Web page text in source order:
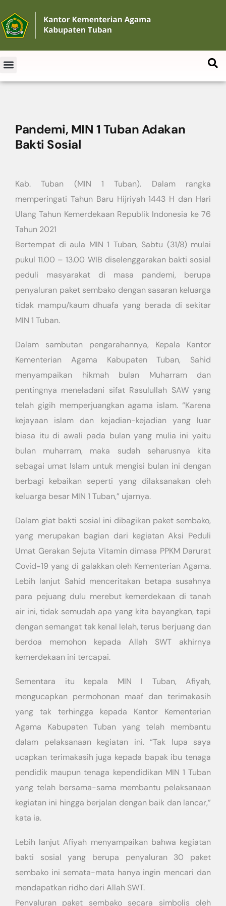
Pandemi, MIN 1 Tuban Adakan
Bakti Sosial
Kab. Tuban (MIN 1 Tuban). Dalam rangka
memperingati Tahun Baru Hijriyah 1443 H dan Hari
Ulang Tahun Kemerdekaan Republik Indonesia ke 76
Tahun 2021
Bertempat di aula MIN 1 Tuban, Sabtu (31/8) mulai
pukul 11.00 – 13.00 WIB diselenggarakan bakti sosial
peduli masyarakat di masa pandemi, berupa
penyaluran paket sembako dengan sasaran keluarga
tidak mampu/kaum dhuafa yang berada di sekitar
MIN 1 Tuban.
Dalam sambutan pengarahannya, Kepala Kantor
Kementerian Agama Kabupaten Tuban, Sahid
menyampaikan hikmah bulan Muharram dan
pentingnya meneladani sifat Rasulullah SAW yang
telah gigih memperjuangkan agama islam. “Karena
kejayaan islam dan kejadian-kejadian yang luar
biasa itu di awali pada bulan yang mulia ini yaitu
bulan muharram, maka sudah seharusnya kita
sebagai umat Islam untuk mengisi bulan ini dengan
berbagi kebaikan seperti yang dilaksanakan oleh
keluarga besar MIN 1 Tuban,” ujarnya.
Dalam giat bakti sosial ini dibagikan paket sembako,
yang merupakan bagian dari kegiatan Aksi Peduli
Umat Gerakan Sejuta Vitamin dimasa PPKM Darurat
Covid-19 yang di galakkan oleh Kementerian Agama.
Lebih lanjut Sahid menceritakan betapa susahnya
para pejuang dulu merebut kemerdekaan di tanah
air ini, tidak semudah apa yang kita bayangkan, tapi
dengan semangat tak kenal lelah, terus berjuang dan
berdoa memohon kepada Allah SWT akhirnya
kemerdekaan ini tercapai.
Sementara itu kepala MIN I Tuban, Afiyah,
mengucapkan permohonan maaf dan terimakasih
yang tak terhingga kepada Kantor Kementerian
Agama Kabupaten Tuban yang telah membantu
dalam pelaksanaan kegiatan ini. “Tak lupa saya
ucapkan terimakasih juga kepada bapak ibu tenaga
pendidik maupun tenaga kependidikan MIN 1 Tuban
yang telah bersama-sama membantu pelaksanaan
kegiatan ini hingga berjalan dengan baik dan lancar,”
kata ia.
Lebih lanjut Afiyah menyampaikan bahwa kegiatan
bakti sosial yang berupa penyaluran 30 paket
sembako ini semata-mata hanya ingin mencari dan
mendapatkan ridho dari Allah SWT.
Penyaluran paket sembako secara simbolis oleh